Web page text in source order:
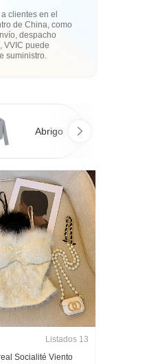
clientes en el
de China, como
despacho
VVIC puede
suministro.
Abrigo
Listados 13
Socialité Viento